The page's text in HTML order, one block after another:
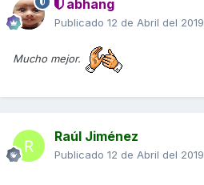
abhang
Publicado 12 de Abril del 2019
Mucho mejor.
Raúl Jiménez
Publicado 12 de Abril del 2019